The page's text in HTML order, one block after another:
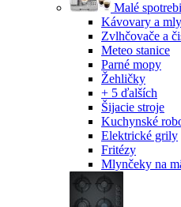
Malé
Kávovary a
Zvlhčovače a
Meteo stanice
Parné mopy
Žehličky
+ 5 ďalších
Šijacie stroje
Kuchynské
Elektrické grily
Fritézy
Mlynčeky na